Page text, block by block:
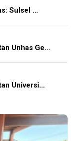
Sulsel …
Unhas Ge…
Universi…